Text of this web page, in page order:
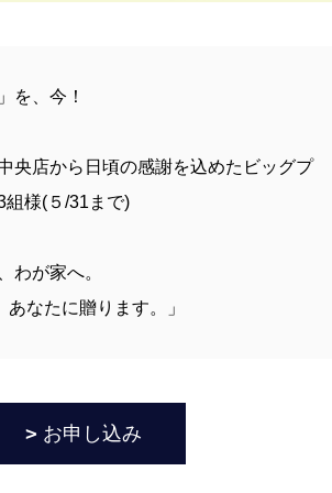
を、今！
央店から日頃の感謝を込めたビッグプ
組様(５/31まで)
わが家へ。
なたに贈ります。」
お申し込み